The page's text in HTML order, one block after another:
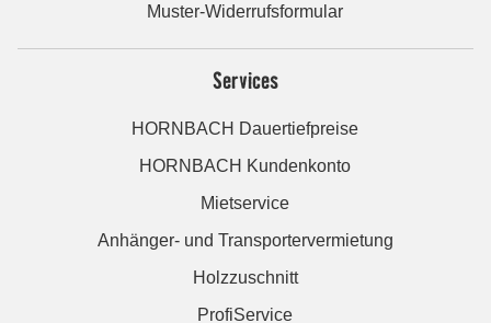
Muster-Widerrufsformular
Services
HORNBACH Dauertiefpreise
HORNBACH Kundenkonto
Mietservice
Anhänger- und Transportervermietung
Holzzuschnitt
ProfiService